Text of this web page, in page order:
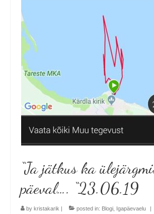
“Ja jätkus ka
päeval…. “23.06.19
by kristakarik | posted in: Blogi Igapäevaelu |